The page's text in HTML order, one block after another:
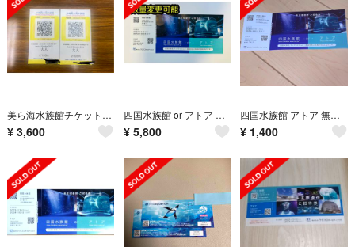
美ら海水族館チケット(大人2名)
¥ 3,600
四国水族館 or アトア 無料入場券 ※4枚セット
¥ 5,800
四国水族館 アトア 無料入場券 株主優待券
¥ 1,400